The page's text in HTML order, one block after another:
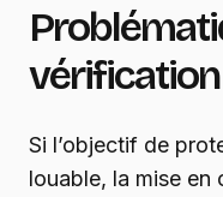
vérification
Si l’objectif de
louable, la mise